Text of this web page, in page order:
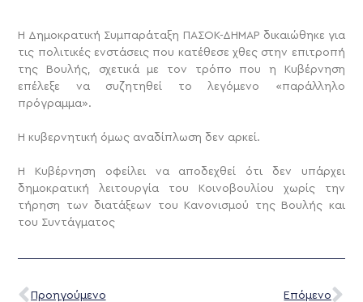
Η Δημοκρατική Συμπαράταξη ΠΑΣΟΚ-ΔΗΜΑΡ δικαιώθηκε για
τις πολιτικές ενστάσεις που κατέθεσε χθες στην επιτροπή
της Βουλής, σχετικά με τον τρόπο που η Κυβέρνηση
επέλεξε να συζητηθεί το λεγόμενο «παράλληλο
πρόγραμμα».
Η κυβερνητική όμως αναδίπλωση δεν αρκεί.
Η Κυβέρνηση οφείλει να αποδεχθεί ότι δεν υπάρχει
δημοκρατική λειτουργία του Κοινοβουλίου χωρίς την
τήρηση των διατάξεων του Κανονισμού της Βουλής και
του Συντάγματος
Προηγούμενο Επόμενο